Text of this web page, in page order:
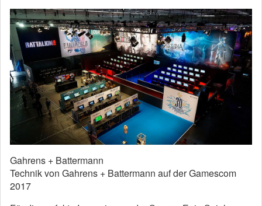
Gahrens + Battermann
Technik von Gahrens + Battermann auf der Gamescom
2017